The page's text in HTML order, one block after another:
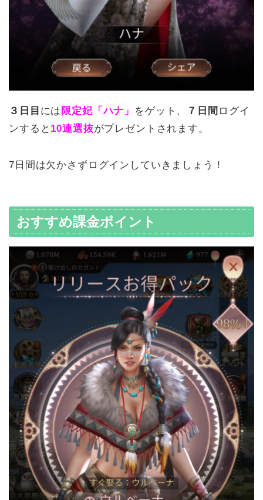
３日目 には 限定妃「ハナ」 をゲット、 ７日間 ログイ
ンすると 10連選抜がプレゼントされます。
7日間は欠かさずログインしていきましょう！
おすすめ課金ポイント